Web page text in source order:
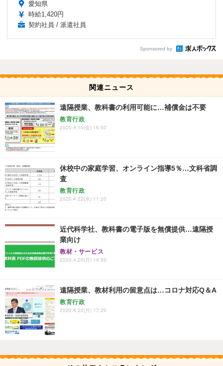
愛知県
時給1,420円
契約社員 / 派遣社員
Sponsored by
関連ニュース
遠隔授業、教科書の利用可能に…補償金は不要
教育行政
2020.4.10(金) 16:50
休校中の家庭学習、オンライン指導5％…文科省調
査
教育行政
2020.4.22(水) 11:20
近代科学社、教科書の電子版を無償提供…遠隔授
業向け
教材・サービス
2020.4.20(月) 14:50
遠隔授業、教材利用の留意点は…コロナ対応Q＆A
教育行政
2020.4.20(月) 17:20